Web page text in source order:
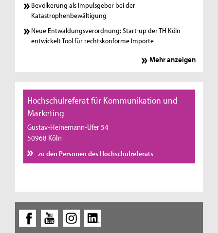
Bevölkerung als Impulsgeber bei der
Katastrophenbewältigung
Neue Entwaldungsverordnung: Start-up der TH Köln
entwickelt Tool für rechtskonforme Importe
Mehr anzeigen
Hochschulreferat für Kommunikation und
Marketing
Gustav-Heinemann-Ufer 54
50968 Köln
zu den Personen des Hochschulreferats